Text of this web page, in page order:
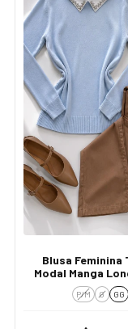
Blusa Feminina
Modal Manga
Trabalhada
P/M G GG